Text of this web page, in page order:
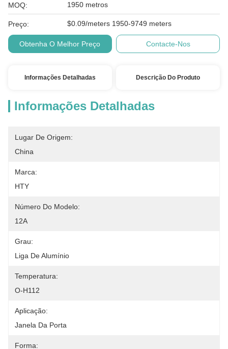
MOQ: 1950 metros
Preço: $0.09/meters 1950-9749 meters
Obtenha O Melhor Preço Contacte-Nos
Informações Detalhadas Descrição Do Produto
Informações Detalhadas
Lugar De Origem:
China
Marca:
HTY
Número Do Modelo:
12A
Grau:
Liga De Alumínio
Temperatura:
O-H112
Aplicação:
Janela Da Porta
Forma: